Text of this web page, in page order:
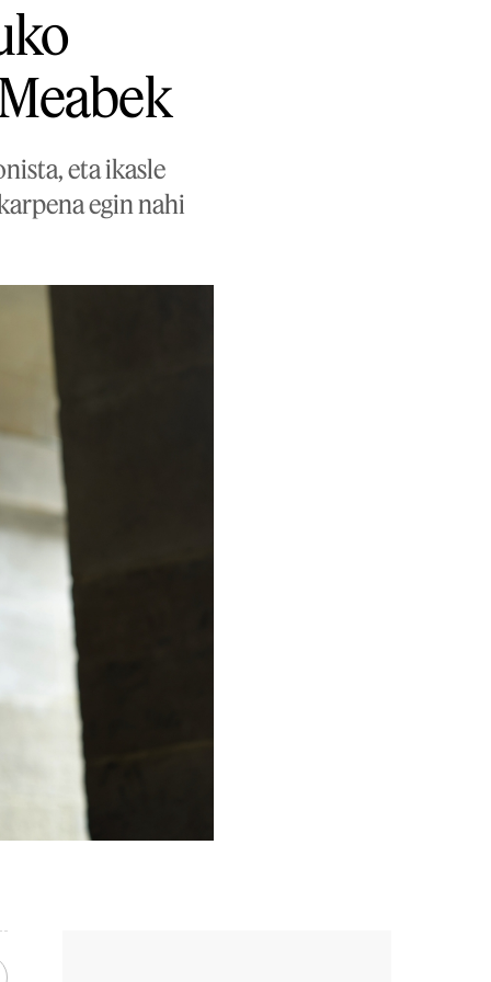
eta ikasle
egin nahi